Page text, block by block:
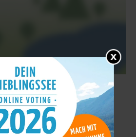
15,3 km
in der Nähe von Kviby in